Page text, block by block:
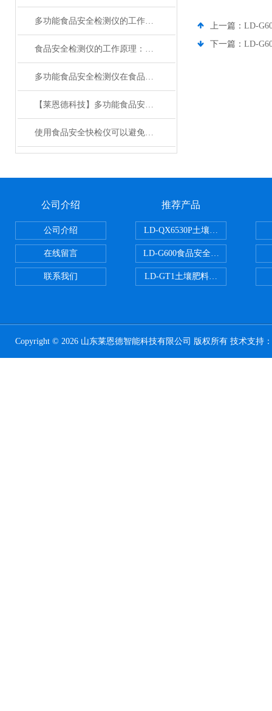
多功能食品安全检测仪的工作原理与检测范围
食品安全检测仪的工作原理：科技赋能，精准洞察
多功能食品安全检测仪在食品检测方面的优点
【莱恩德科技】多功能食品安全检测仪的特点
使用食品安全快检仪可以避免哪些安全隐患
上一篇： LD-
下一篇： LD-
公司介绍
公司介绍
在线留言
联系我们
推荐产品
LD-QX6530P土壤氧化还原电位检
LD-G600食品安全检测仪
LD-GT1土壤肥料养分检测仪
Copyright © 2026 山东莱恩德智能科技有限公司 版权所有 技术支持：